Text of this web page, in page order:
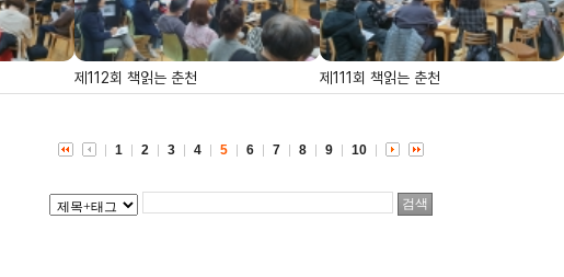
제112회 책읽는 춘천 제111회 책읽는 춘천
1 2 3 4 5 6 7 8 9 10